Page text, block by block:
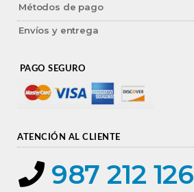
Métodos de pago
Envíos y entrega
PAGO SEGURO
ATENCIÓN AL CLIENTE
987 212 126